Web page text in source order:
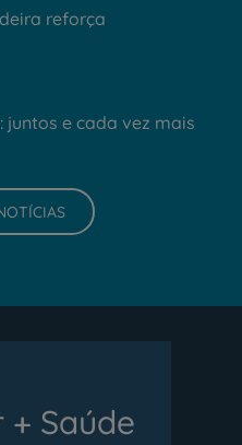
reforça
juntos e cada vez mais
Saúde